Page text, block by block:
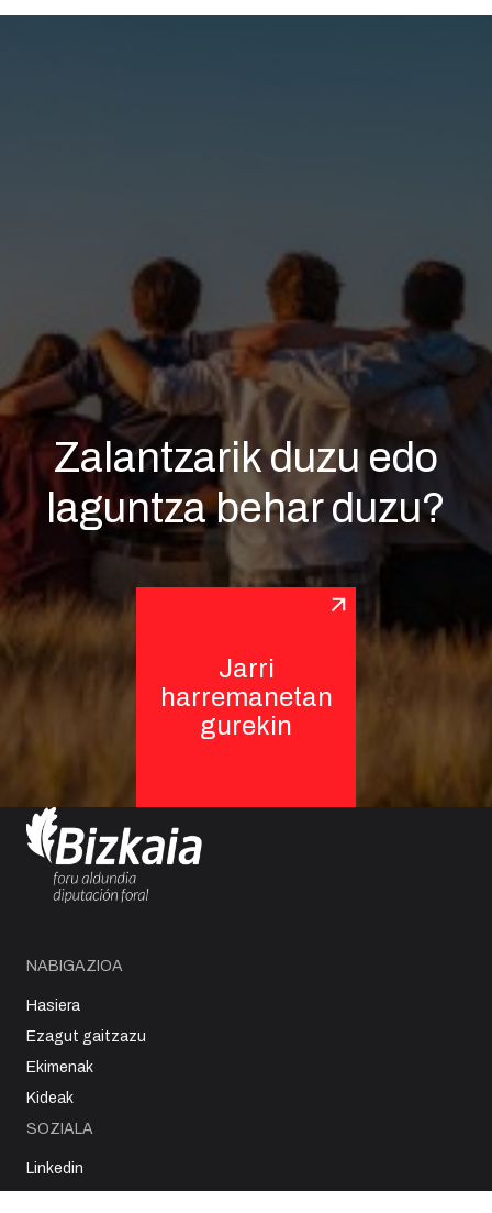
Zalantzarik duzu edo
laguntza behar duzu?
Jarri
harremanetan
gurekin
NABIGAZIOA
Hasiera
Ezagut gaitzazu
Ekimenak
Kideak
SOZIALA
Linkedin